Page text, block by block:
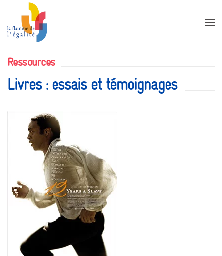
Accéder au contenu principal
Ressources
Livres : essais et témoignages